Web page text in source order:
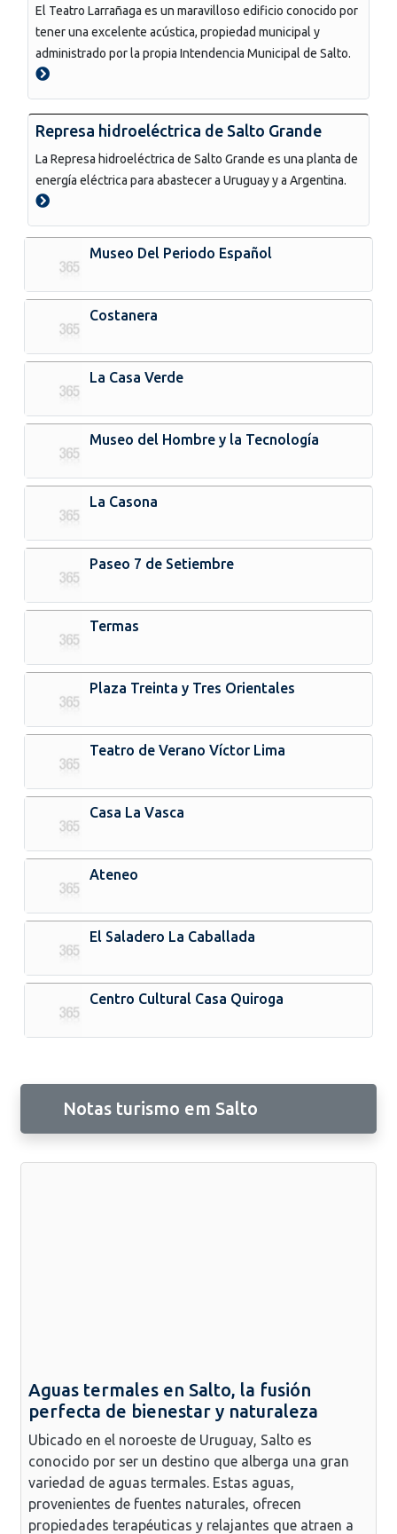
El Teatro Larrañaga es un maravilloso edificio conocido por
tener una excelente acústica, propiedad municipal y
administrado por la propia Intendencia Municipal de Salto.
Represa hidroeléctrica de Salto Grande
La Represa hidroeléctrica de Salto Grande es una planta de
energía eléctrica para abastecer a Uruguay y a Argentina.
Museo Del Periodo Español
Costanera
La Casa Verde
Museo del Hombre y la Tecnología
La Casona
Paseo 7 de Setiembre
Termas
Plaza Treinta y Tres Orientales
Teatro de Verano Víctor Lima
Casa La Vasca
Ateneo
El Saladero La Caballada
Centro Cultural Casa Quiroga
Notas turismo em Salto
Aguas termales en Salto, la fusión
perfecta de bienestar y naturaleza
Ubicado en el noroeste de Uruguay, Salto es
conocido por ser un destino que alberga una gran
variedad de aguas termales. Estas aguas,
provenientes de fuentes naturales, ofrecen
propiedades terapéuticas y relajantes que atraen a